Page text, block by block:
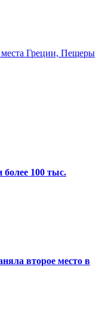
Греции, Пещеры
100 тыс.
второе место в